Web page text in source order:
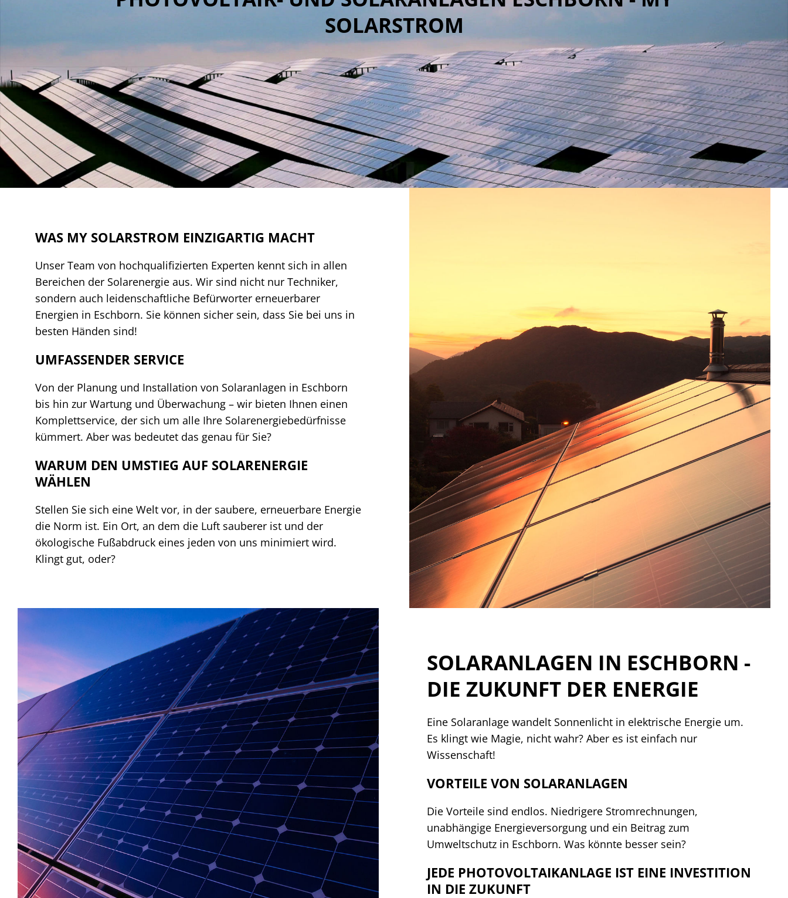
SOLARSTROM
WAS MY SOLARSTROM EINZIGARTIG MACHT
Unser Team von hochqualifizierten Experten kennt sich in allen
Bereichen der Solarenergie aus. Wir sind nicht nur Techniker,
sondern auch leidenschaftliche Befürworter erneuerbarer
Energien in Eschborn. Sie können sicher sein, dass Sie bei uns in
besten Händen sind!
UMFASSENDER SERVICE
Von der Planung und Installation von Solaranlagen in Eschborn
bis hin zur Wartung und Überwachung – wir bieten Ihnen einen
Komplettservice, der sich um alle Ihre Solarenergiebedürfnisse
kümmert. Aber was bedeutet das genau für Sie?
WARUM DEN UMSTIEG AUF SOLARENERGIE
WÄHLEN
Stellen Sie sich eine Welt vor, in der saubere, erneuerbare Energie
die Norm ist. Ein Ort, an dem die Luft sauberer ist und der
ökologische Fußabdruck eines jeden von uns minimiert wird.
Klingt gut, oder?
SOLARANLAGEN IN ESCHBORN -
DIE ZUKUNFT DER ENERGIE
Eine Solaranlage wandelt Sonnenlicht in elektrische Energie um.
Es klingt wie Magie, nicht wahr? Aber es ist einfach nur
Wissenschaft!
VORTEILE VON SOLARANLAGEN
Die Vorteile sind endlos. Niedrigere Stromrechnungen,
unabhängige Energieversorgung und ein Beitrag zum
Umweltschutz in Eschborn. Was könnte besser sein?
JEDE PHOTOVOLTAIKANLAGE IST EINE INVESTITION
IN DIE ZUKUNFT